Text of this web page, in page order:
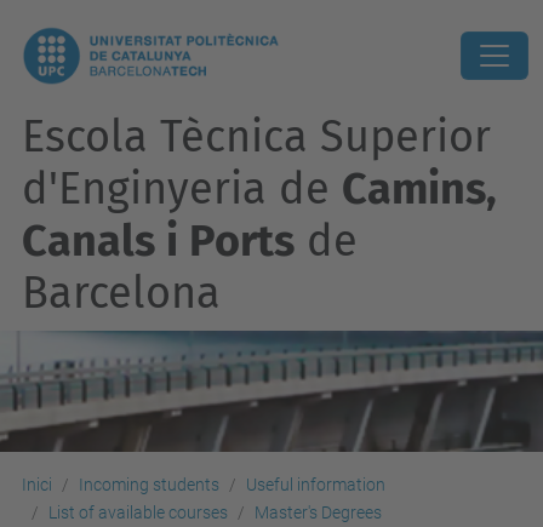
Escola Tècnica Superior
d'Enginyeria de Camins,
Canals i Ports de
Barcelona
Inici Incoming students
Useful information
List of available courses
Master's Degrees